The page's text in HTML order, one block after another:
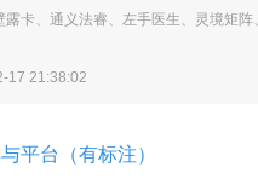
露卡、通义法睿、左手医生、灵境矩阵
17 21:38:02
平台（有标注）